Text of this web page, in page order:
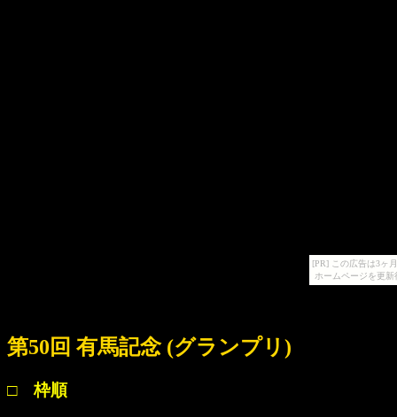
[PR] この広告は3ヶ
ホームページを更
第50回 有馬記念 (グランプリ)
□ 枠順